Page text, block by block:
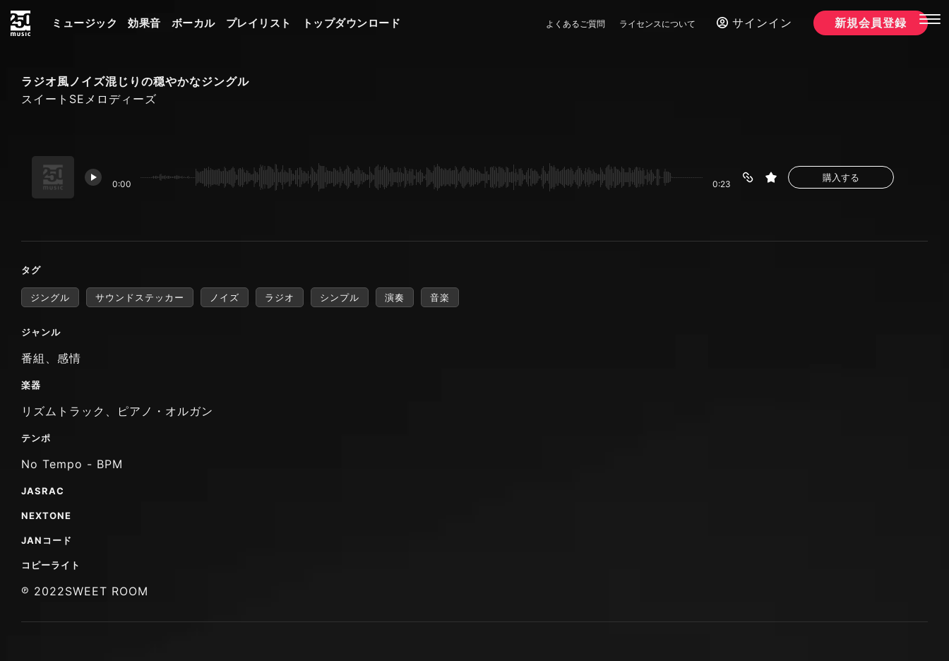
ミュージック 効果音 ボーカル プレイリスト トップダウンロード よくあるご質問 ライセンスについて サインイン 新規会員登録
ラジオ風ノイズ混じりの穏やかなジングル
スイートSEメロディーズ
0:00 0:23
購入する
タグ
ジングル サウンドステッカー ノイズ ラジオ シンプル 演奏 音楽
ジャンル
番組、感情
楽器
リズムトラック、ピアノ・オルガン
テンポ
No Tempo - BPM
JASRAC
NEXTONE
JANコード
コピーライト
℗ 2022SWEET ROOM